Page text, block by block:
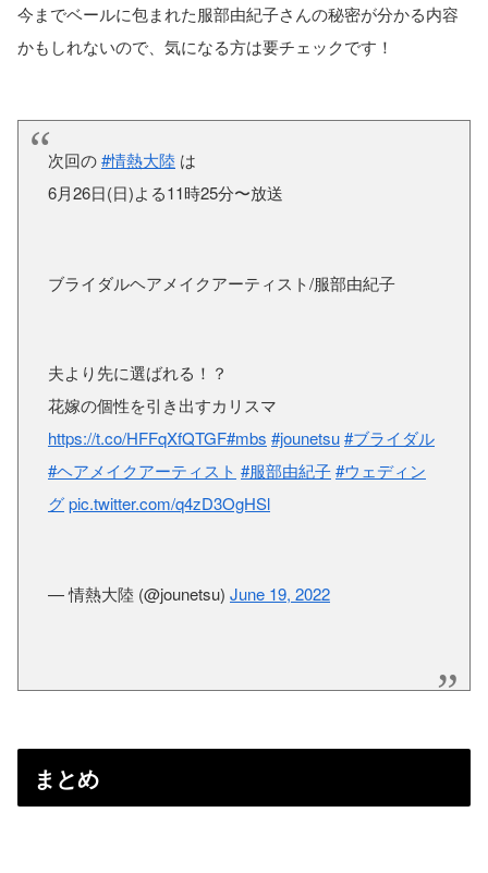
今までベールに包まれた服部由紀子さんの秘密が分かる内容
かもしれないので、気になる方は要チェックです！
次回の#情熱大陸 は
6月26日(日)よる11時25分〜放送
ブライダルヘアメイクアーティスト/服部由紀子
夫より先に選ばれる！？
花嫁の個性を引き出すカリスマ
https://t.co/HFFqXfQTGF#mbs #jounetsu#ブライダル
#ヘアメイクアーティスト #服部由紀子#ウェディン
グpic.twitter.com/q4zD3OgHSl
— 情熱大陸 (@jounetsu) June 19, 2022
まとめ